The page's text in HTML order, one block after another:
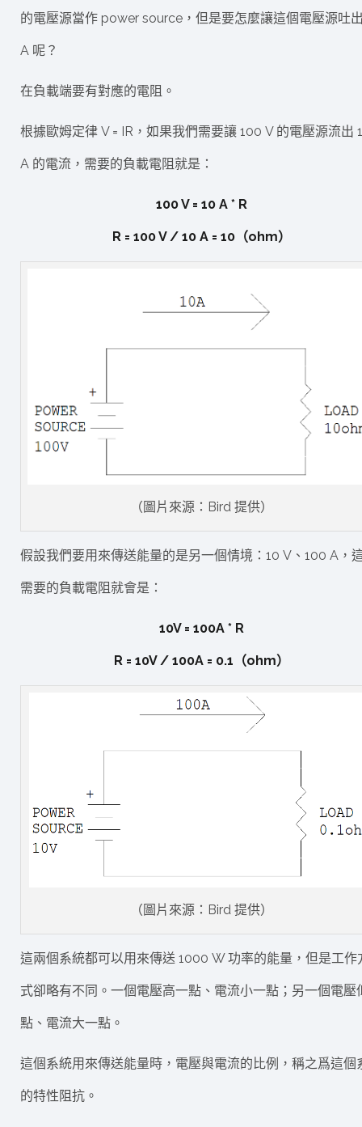
的電壓源當作 power source，但是要怎麼讓這個電壓源吐
A 呢？
在負載端要有對應的電阻。
根據歐姆定律 V = IR，如果我們需要讓 100 V 的電壓源流出
A 的電流，需要的負載電阻就是：
100 V = 10 A * R
R = 100 V / 10 A = 10（ohm）
（圖片來源：Bird 提供）
假設我們要用來傳送能量的是另一個情境：10 V、100 A，
需要的負載電阻就會是：
10V = 100A * R
R = 10V / 100A = 0.1（ohm）
（圖片來源：Bird 提供）
這兩個系統都可以用來傳送 1000 W 功率的能量，但是工作
式卻略有不同。一個電壓高一點、電流小一點；另一個電壓
點、電流大一點。
這個系統用來傳送能量時，電壓與電流的比例，稱之爲這個
的特性阻抗。